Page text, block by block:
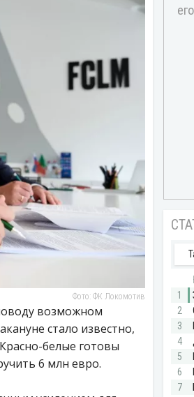
Фото: ФК Локомотив
возможном
стало известно,
белые готовы
6 млн евро.